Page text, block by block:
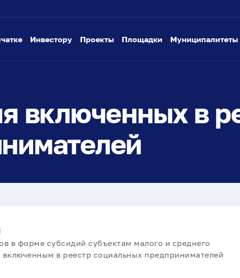
Инвестору Проекты Площадки Муниципалитеты
включенных в
в форме субсидий субъектам малого и среднего
включенным в реестр социальных предпринимателей